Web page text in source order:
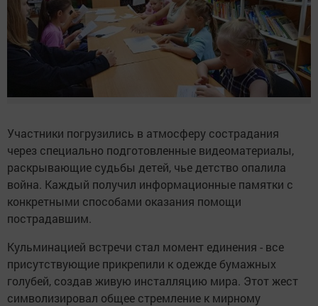
Участники погрузились в атмосферу сострадания
через специально подготовленные видеоматериалы,
раскрывающие судьбы детей, чье детство опалила
война. Каждый получил информационные памятки с
конкретными способами оказания помощи
пострадавшим.
Кульминацией встречи стал момент единения - все
присутствующие прикрепили к одежде бумажных
голубей, создав живую инсталляцию мира. Этот жест
символизировал общее стремление к мирному